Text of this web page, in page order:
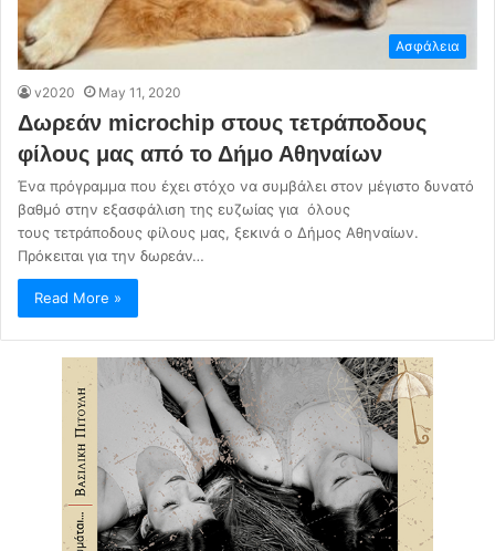
Ασφάλεια
v2020 May 11, 2020
Δωρεάν microchip στους τετράποδους
φίλους μας από το Δήμο Αθηναίων
Ένα πρόγραμμα που έχει στόχο να συμβάλει στον μέγιστο δυνατό
βαθμό στην εξασφάλιση της ευζωίας για όλους
τους τετράποδους φίλους μας, ξεκινά ο Δήμος Αθηναίων.
Πρόκειται για την δωρεάν…
Read More »